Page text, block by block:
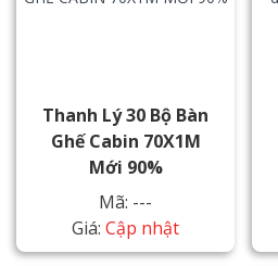
Thanh Lý 30 Bộ Bàn
Ghế Cabin 70X1M
Mới 90%
Mã: ---
Giá: Cập nhật